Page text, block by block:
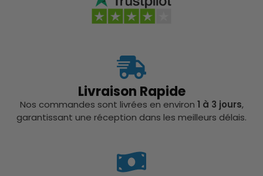
Livraison Rapide
Nos commandes sont livrées en environ 1 à 3 jours,
garantissant une réception dans les meilleurs délais.